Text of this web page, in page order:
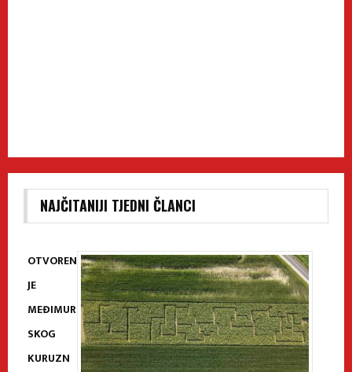
NAJČITANIJI TJEDNI ČLANCI
OTVOREN
JE
MEĐIMUR
SKOG
KURUZN